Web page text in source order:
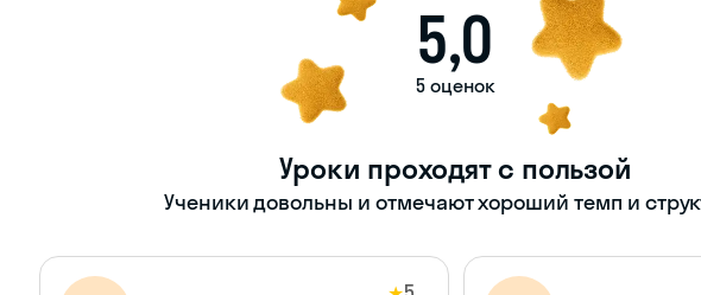
5,0
5 оценок
Уроки проходят с пользой
Ученики довольны и отмечают хороший темп и